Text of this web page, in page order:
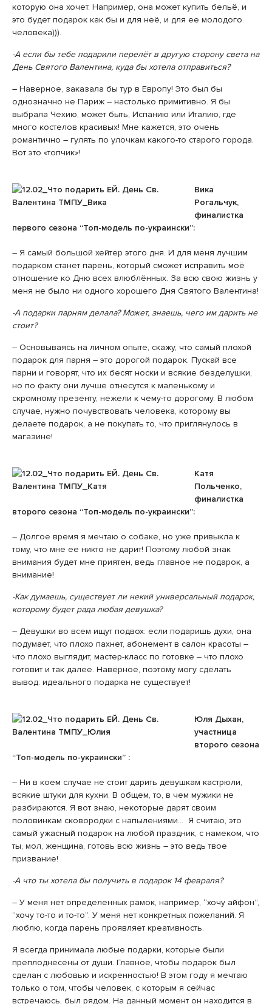
которую она хочет. Например, она может купить бельё, и
это будет подарок как бы и для неё, и для ее молодого
человека))).
-А если бы тебе подарили перелёт в другую сторону света на
День Святого Валентина, куда бы хотела отправиться?
– Наверное, заказала бы тур в Европу! Это был бы
однозначно не Париж – настолько примитивно. Я бы
выбрала Чехию, может быть, Испанию или Италию, где
много костелов красивых! Мне кажется, это очень
романтично – гулять по улочкам какого-то старого города.
Вот это «топчик»!
Вика
Рогальчук,
финалистка
первого сезона “Топ-модель по-украински”:
– Я самый большой хейтер этого дня. И для меня лучшим
подарком станет парень, который сможет исправить моё
отношение ко Дню всех влюблённых. За всю свою жизнь у
меня не было ни одного хорошего Дня Святого Валентина!
-А подарки парням делала? Может, знаешь, чего им дарить не
стоит?
– Основываясь на личном опыте, скажу, что самый плохой
подарок для парня – это дорогой подарок. Пускай все
парни и говорят, что их бесят носки и всякие безделушки,
но по факту они лучше отнесутся к маленькому и
скромному презенту, нежели к чему-то дорогому. В любом
случае, нужно почувствовать человека, которому вы
делаете подарок, а не покупать то, что приглянулось в
магазине!
Катя
Польченко,
финалистка
второго сезона “Топ-модель по-украински”:
– Долгое время я мечтаю о собаке, но уже привыкла к
тому, что мне ее никто не дарит! Поэтому любой знак
внимания будет мне приятен, ведь главное не подарок, а
внимание!
-Как думаешь, существует ли некий универсальный подарок,
которому будет рада любая девушка?
– Девушки во всем ищут подвох: если подаришь духи, она
подумает, что плохо пахнет, абонемент в салон красоты –
что плохо выглядит, мастер-класс по готовке – что плохо
готовит и так далее. Наверное, поэтому могу сделать
вывод: идеального подарка не существует!
Юля Дыхан,
участница
второго сезона
“Топ-модель по-украински” :
– Ни в коем случае не стоит дарить девушкам кастрюли,
всякие штуки для кухни. В общем, то, в чем мужики не
разбираются. Я вот знаю, некоторые дарят своим
половинкам сковородки с напылениями… Я считаю, это
самый ужасный подарок на любой праздник, с намеком, что
ты, мол, женщина, готовь всю жизнь – это ведь твое
призвание!
-А что ты хотела бы получить в подарок 14 февраля?
– У меня нет определенных рамок, например, “хочу айфон”,
“хочу то-то и то-то”. У меня нет конкретных пожеланий. Я
люблю, когда парень проявляет креативность.
Я всегда принимала любые подарки, которые были
преплоднесены от души. Главное, чтобы подарок был
сделан с любовью и искренностью! В этом году я мечтаю
только о том, чтобы человек, с которым я сейчас
встречаюсь, был рядом. На данный момент он находится в